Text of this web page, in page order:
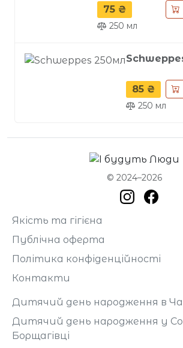
75 ₴
250 мл
85 ₴
250 мл
© 2024–2026
Якість та гігієна
Публічна оферта
Політика конфіденційності
Контакти
Дитячий день народження в
Дитячий день народження у
Борщагівці